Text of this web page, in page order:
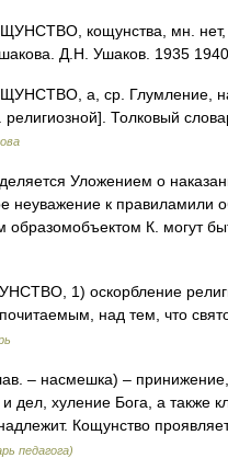
кощунства, мн. нет,
Д.Н. Ушаков. 1935
а, ср. Глумление,
религиозной]. Толковый
Уложением о
неуважение к правиламили
образомобъектом К. могут
1) оскорбление
почитаемым, над тем, что
– насмешка) –
дел, хуление Бога, а также
Кощунство
педагога)